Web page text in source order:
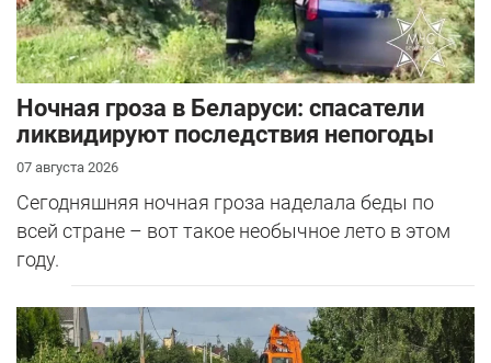
Ночная гроза в Беларуси: спасатели
ликвидируют последствия непогоды
07 августа 2026
Сегодняшняя ночная гроза наделала беды по
всей стране – вот такое необычное лето в этом
году.